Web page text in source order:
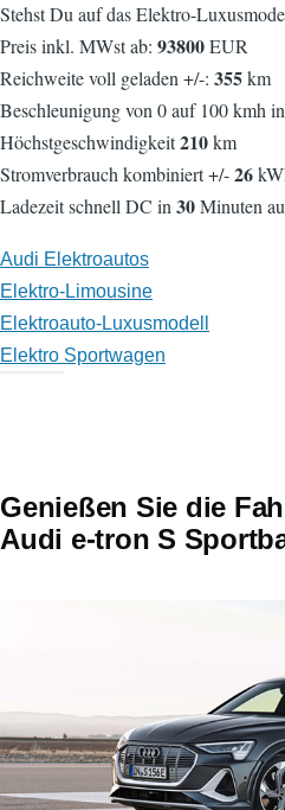
Stehst Du auf das Elektro-
Preis inkl. MWst ab: 93800EUR
Reichweite voll geladen +/-: 355km
Beschleunigung von 0 auf 100 kmh in
Höchstgeschwindigkeit210km
Stromverbrauch kombiniert +/-26
Ladezeit schnell DC in30Minuten
Audi Elektroautos
Elektro-Limousine
Elektroauto-Luxusmodell
Elektro Sportwagen
Genießen Sie die
Audi e-tron S